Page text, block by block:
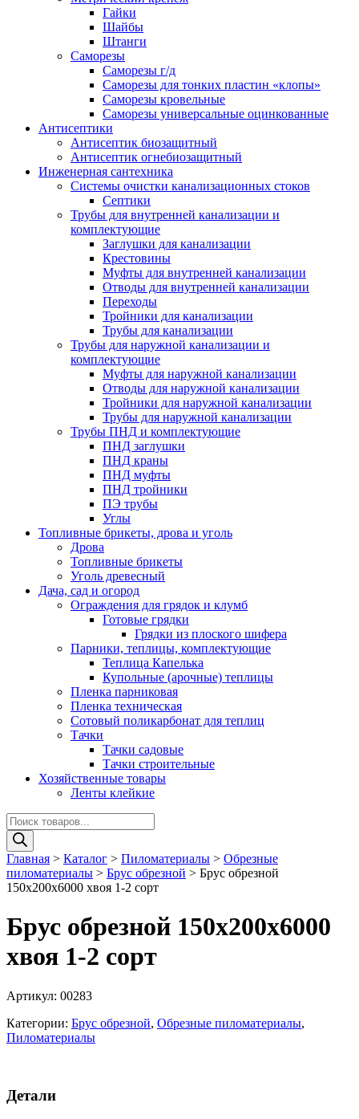
Гайки
Шайбы
Штанги
Саморезы
Саморезы г/д
Саморезы для тонких пластин «клопы»
Саморезы кровельные
Саморезы универсальные оцинкованные
Антисептики
Антисептик биозащитный
Антисептик огнебиозащитный
Инженерная сантехника
Системы очистки канализационных стоков
Септики
Трубы для внутренней канализации и
комплектующие
Заглушки для канализации
Крестовины
Муфты для внутренней канализации
Отводы для внутренней канализации
Переходы
Тройники для канализации
Трубы для канализации
Трубы для наружной канализации и
комплектующие
Муфты для наружной канализации
Отводы для наружной канализации
Тройники для наружной канализации
Трубы для наружной канализации
Трубы ПНД и комплектующие
ПНД заглушки
ПНД краны
ПНД муфты
ПНД тройники
ПЭ трубы
Углы
Топливные брикеты, дрова и уголь
Дрова
Топливные брикеты
Уголь древесный
Дача, сад и огород
Ограждения для грядок и клумб
Готовые грядки
Грядки из плоского шифера
Парники, теплицы, комплектующие
Теплица Капелька
Купольные (арочные) теплицы
Пленка парниковая
Пленка техническая
Сотовый поликарбонат для теплиц
Тачки
Тачки садовые
Тачки строительные
Хозяйственные товары
Ленты клейкие
Поиск
товаров
Главная > Каталог > Пиломатериалы > Обрезные
пиломатериалы > Брус обрезной > Брус обрезной
150х200х6000 хвоя 1-2 сорт
Брус обрезной 150х200х6000
хвоя 1-2 сорт
Артикул: 00283
Категории: Брус обрезной, Обрезные пиломатериалы,
Пиломатериалы
Детали